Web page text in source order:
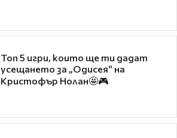
Топ 5 игри, които ще ти дадат
усещането за „Одисея“ на
Кристофър Нолан🤩🎮